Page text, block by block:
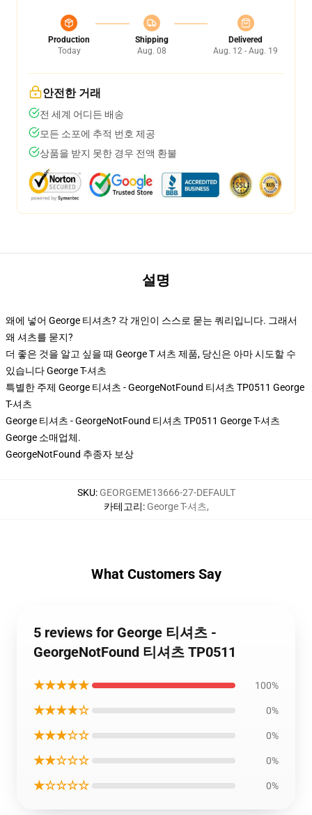
Production
Today
Shipping
Aug. 08
Delivered
Aug. 12 - Aug. 19
안전한 거래
전 세계 어디든 배송
모든 소포에 추적 번호 제공
상품을 받지 못한 경우 전액 환불
설명
왜에 넣어 George 티셔츠? 각 개인이 스스로 묻는 쿼리입니다. 그래서
왜 셔츠를 묻지?
더 좋은 것을 알고 싶을 때 George T 셔츠 제품, 당신은 아마 시도할 수
있습니다George T-셔츠
특별한 주제 George 티셔츠 - GeorgeNotFound 티셔츠 TP0511 George
T-셔츠
George 티셔츠 - GeorgeNotFound 티셔츠 TP0511 George T-셔츠
George 소매업체.
GeorgeNotFound 추종자 보상
SKU: GEORGEME13666-27-DEFAULT
카테고리: George T-셔츠,
What Customers Say
5 reviews for George 티셔츠 -
GeorgeNotFound 티셔츠 TP0511
★★★★★ 100%
★★★★☆ 0%
★★★☆☆ 0%
★★☆☆☆ 0%
★☆☆☆☆ 0%